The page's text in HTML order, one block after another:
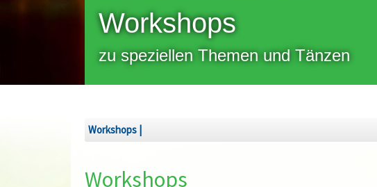
Workshops
zu speziellen Themen und Tänzen
Workshops
Workshops